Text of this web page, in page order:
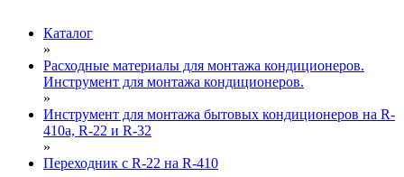
Каталог
»
Расходные материалы для монтажа кондиционеров.
Инструмент для монтажа кондиционеров.
»
Инструмент для монтажа бытовых кондиционеров на R-
410а, R-22 и R-32
»
Переходник с R-22 на R-410